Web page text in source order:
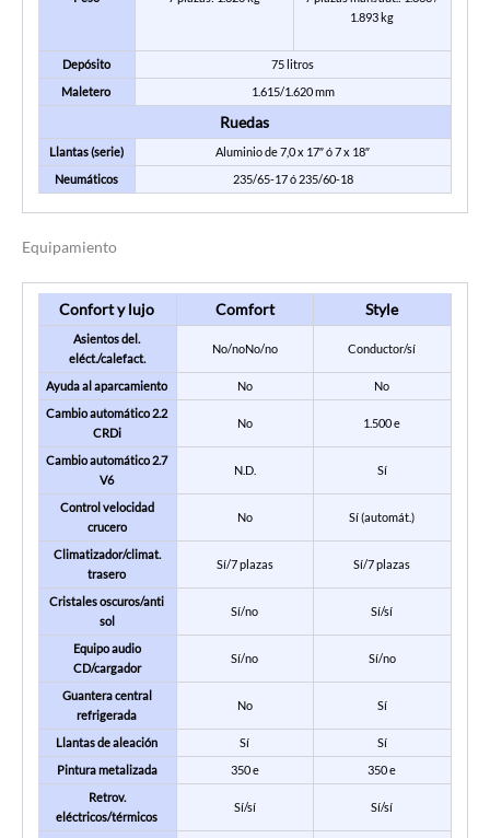
1.893 kg
Depósito
75 litros
Maletero
1.615/1.620 mm
Ruedas
Llantas (serie)
Aluminio de 7,0 x 17″ ó 7 x 18″
Neumáticos
235/65-17 ó 235/60-18
Equipamiento
Confort y lujo Comfort Style
Asientos del.
eléct./calefact.
No/noNo/no Conductor/sí
Ayuda al aparcamiento No
No
Cambio automático 2.2
CRDi
No 1.500 e
Cambio automático 2.7
V6
N.D. Sí
Control velocidad
crucero
No Sí (automát.)
Climatizador/climat.
trasero
Sí/7 plazas Sí/7 plazas
Cristales oscuros/anti
sol
Sí/no Sí/sí
Equipo audio
CD/cargador
Sí/no Sí/no
Guantera central
refrigerada
No Sí
Llantas de aleación Sí
Sí
Pintura metalizada
350 e
350 e
Retrov.
eléctricos/térmicos
Sí/sí Sí/sí